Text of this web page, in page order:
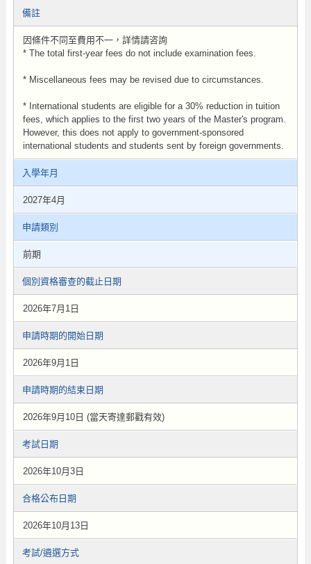
備註
因條件不同至費用不一，詳情請咨詢
* The total first-year fees do not include examination fees.
* Miscellaneous fees may be revised due to circumstances.
* International students are eligible for a 30% reduction in tuition
fees, which applies to the first two years of the Master's program.
However, this does not apply to government-sponsored
international students and students sent by foreign governments.
入學年月
2027年4月
申請類別
前期
個別資格審查的截止日期
2026年7月1日
申請時期的開始日期
2026年9月1日
申請時期的結束日期
2026年9月10日 (當天寄達郵戳有效)
考試日期
2026年10月3日
合格公布日期
2026年10月13日
考試/遴選方式